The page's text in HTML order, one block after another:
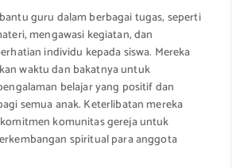
guru dalam berbagai tugas, seperti
mengawasi kegiatan, dan
individu kepada siswa. Mereka
waktu dan bakatnya untuk
belajar yang positif dan
semua anak. Keterlibatan mereka
komunitas gereja untuk
spiritual para anggota